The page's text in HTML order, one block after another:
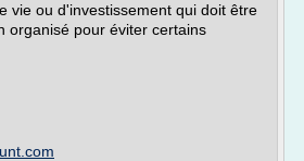
vie ou d'investissement qui doit être
organisé pour éviter certains